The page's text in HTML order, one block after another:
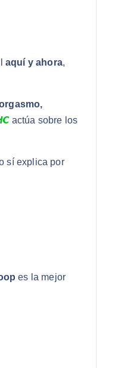
aquí y ahora,
actúa sobre los
sí explica por
es la mejor